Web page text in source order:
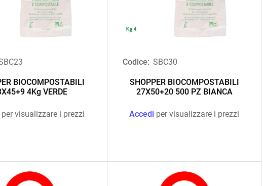
BIOCOMPOSTABILI
4Kg VERDE
per visualizzare i prezzi
Codice: SBC30
SHOPPER BIOCOMPOSTABILI
27X50+20 500 PZ BIANCA
Accedi per visualizzare i prezzi